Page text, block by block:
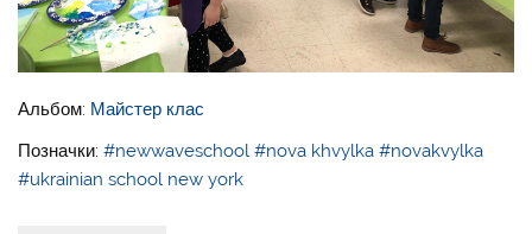
Альбом: Майстер клас
Позначки: #newwaveschool #nova khvylka #novakvylka
#ukrainian school new york